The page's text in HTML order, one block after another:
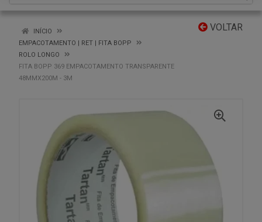
VOLTAR
INÍCIO
EMPACOTAMENTO | RET | FITA BOPP
ROLO LONGO
FITA BOPP 369 EMPACOTAMENTO TRANSPARENTE
48MMX200M - 3M